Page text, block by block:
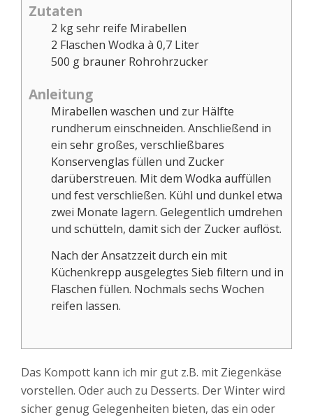
Zutaten
2 kgsehr reife Mirabellen
2 Flaschen Wodka à 0,7 Liter
500 g brauner Rohrohrzucker
Anleitung
Mirabellen waschen und zur Hälfte
rundherum einschneiden. Anschließend in
ein sehr großes, verschließbares
Konservenglas füllen und Zucker
darüberstreuen. Mit dem Wodka auffüllen
und fest verschließen. Kühl und dunkel etwa
zwei Monate lagern. Gelegentlich umdrehen
und schütteln, damit sich der Zucker auflöst.
Nach der Ansatzzeit durch ein mit
Küchenkrepp ausgelegtes Sieb filtern und in
Flaschen füllen. Nochmals sechs Wochen
reifen lassen.
Das Kompott kann ich mir gut z.B. mit Ziegenkäse
vorstellen. Oder auch zu Desserts. Der Winter wird
sicher genug Gelegenheiten bieten, das ein oder